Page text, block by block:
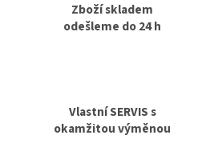
Zboží skladem
odešleme do 24 h
Vlastní SERVIS s
okamžitou výměnou